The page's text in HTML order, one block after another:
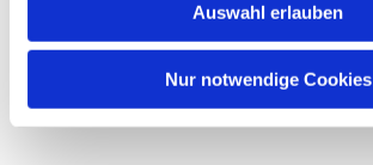
Auswahl erlauben
Nur notwendige Cookies